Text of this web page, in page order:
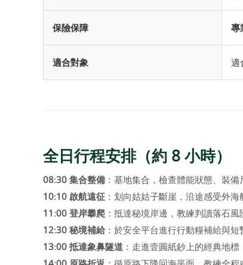
保險保障 專
適合對象 適
全日行程安排（約 8 小時）
08:30 集合整備 ：基地集合，檢查體能狀態、裝備
10:10 啟航遠征 ：划向姑姑子斷崖，沿途感受外海
11:00 登岸攀爬 ：抵達秘境岸邊，教練判讀落石
12:30 秘境補給：於安全平台進行行動糧補給與短
13:00 抵達象鼻隧道 ：走進壹圓紙鈔上的經典地標